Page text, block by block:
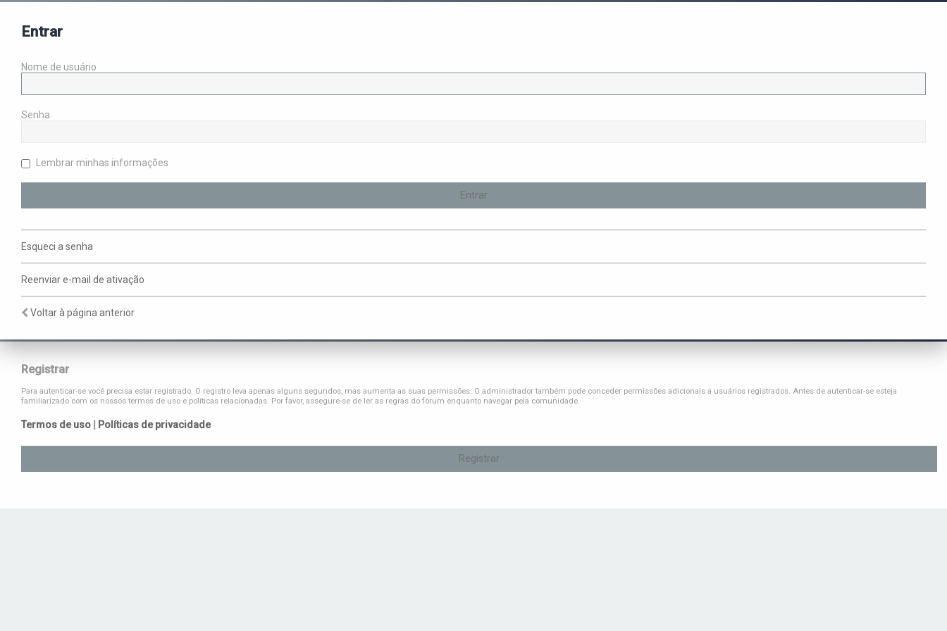
Entrar
Nome de usuário
Senha
Lembrar minhas informações
Esqueci a senha
Reenviar e-mail de ativação
Voltar à página anterior
Registrar
Para autenticar-se você precisa estar registrado. O registro leva apenas alguns segundos, mas aumenta as suas permissões. O administrador também pode conceder permissões adicionais a usuários registrados. Antes de autenticar-se esteja
familiarizado com os nossos termos de uso e políticas relacionadas. Por favor, assegure-se de ler as regras do fórum enquanto navegar pela comunidade.
Termos de uso Políticas de privacidade
Registrar